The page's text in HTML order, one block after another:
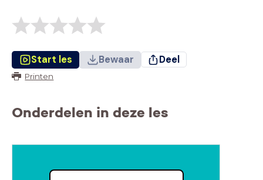
Start les Bewaar Deel
Printen
Onderdelen in deze les